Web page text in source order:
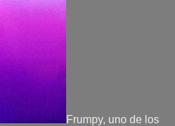
Frumpy, uno de los